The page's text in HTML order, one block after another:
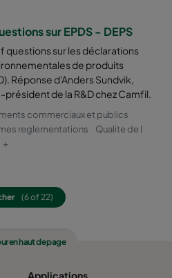
ePM2,5 50% M6
ePM1 60% F7
ePM1 60% F7
ePM1 60%
ePM1 60%
sur EPDS - DEPS
questions sur les déclarations
de produits
Réponse d'Anders Sundvik,
président de la R&D chez Camfil.
commerciaux et publics
reglementations
Qualite de l
+
(6 of 22)
en haut de page
Applications